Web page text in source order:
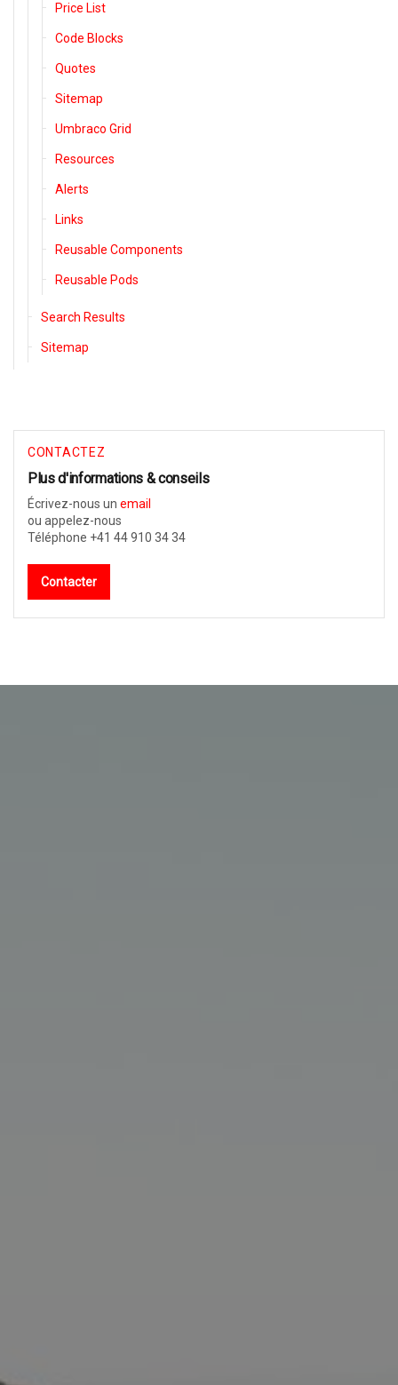
Price List
Code Blocks
Quotes
Sitemap
Umbraco Grid
Resources
Alerts
Links
Reusable Components
Reusable Pods
Search Results
Sitemap
CONTACTEZ
Plus d'informations & conseils
Écrivez-nous un email
ou appelez-nous
Téléphone +41 44 910 34 34
Contacter